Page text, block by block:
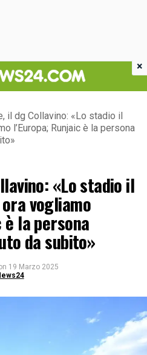
il dg Collavino: «Lo stadio il
l’Europa; Runjaic è la persona
«Lo stadio il
vogliamo
è la persona
da subito»
19 Marzo 2025
×